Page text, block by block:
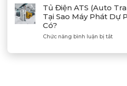
Khẳng
Vị
Phát
Điện
Bị
Dầu
Xác
Đồng
Bộ
Máy
Điện
Tủ Điện ATS (Auto
Tại Sao Máy Phát Dự
Có?
Chức năng bình luận bị tắtở
Điện